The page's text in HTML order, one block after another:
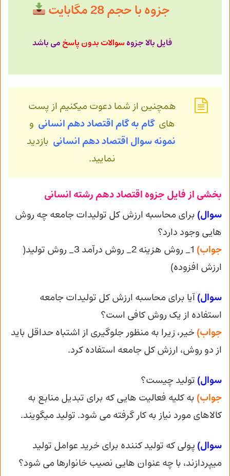
جزوه با حجم 28 مگابایت
فایل بالا جزوهسوالات بدون پاسخ می باشد
همچنین از شما دعوت میکنیم از پست
های گام به گام اقتصاد دهم انسانی و
نمونه سوال اقتصاددهم انسانی بازدید
نمایید.
بخشی از فایل جزوه اقتصاد دهم رشته انسانی
سوال) برای محاسبه ارزش کل تولیدات جامعه چه روش
هایی وجود دارد؟
جواب)
1_ روش هزینه 2_ روش درآمد 3_ روش تولید(
ارزش افزوده)
سوال)آیا برای محاسبه ارزش کل تولیدات جامعه
استفاده از یک روش کافی است؟
جواب) خیر، زیرا به منظور جلوگیری از اشتباه حداقل باید
از دو روش، ارزش کل جامعه استفاده کرد.
سوال) تولید چیست؟
جواب) به کلیه فعالیت هایی که برای تبدیل منابع به
کالاهای مورد نیاز به کار گرفته می شود. تولید میگویند.
سوال) پولی که تولید کننده برای خرید عوامل تولید
میپردازند، با چه عنوان هایی نصیب خانوارها می شود؟